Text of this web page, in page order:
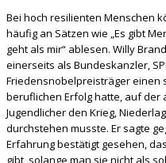
Bei hoch resilienten Menschen
häufig an Sätzen wie „Es gibt
geht als mir“ ablesen. Willy
einerseits als Bundeskanzler,
Friedensnobelpreisträger einen
beruflichen Erfolg hatte, auf der
Jugendlicher den Krieg,
durchstehen musste. Er sagte
Erfahrung bestätigt gesehen,